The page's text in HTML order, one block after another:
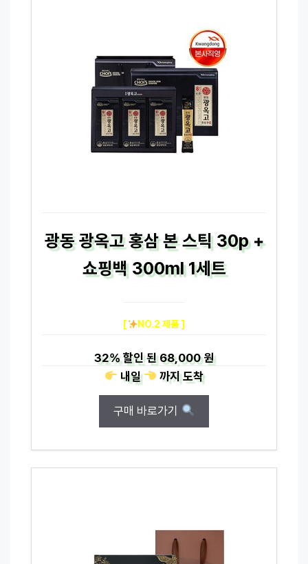
광동 광옥고 홍삼 본 스틱 30p +
쇼핑백 300ml 1세트
[ NO.2 제품 ]
32%할인 된68,000 원
내일
까지도착
구매 바로가기